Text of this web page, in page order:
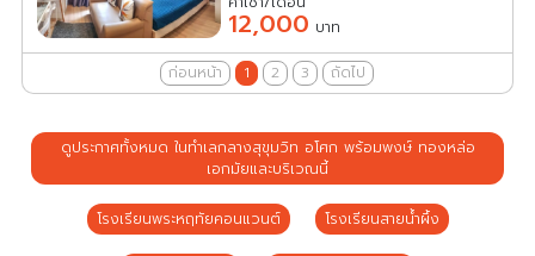
12,000 บาท
ก่อนหน้า 1 2 3 ถัดไป
ดูประกาศทั้งหมด ในทำเลกลางสุขุมวิท อโศก พร้อมพงษ์ ทองหล่อ
เอกมัยและบริเวณนี้
โรงเรียนพระหฤทัยคอนแวนต์ โรงเรียนสายน้ำผึ้ง